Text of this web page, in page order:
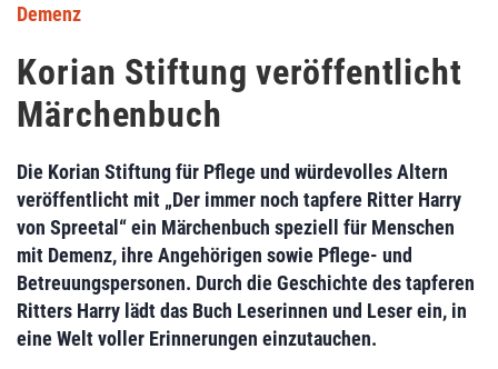
Demenz
Korian Stiftung veröffentlicht
Märchenbuch
Die Korian Stiftung für Pflege und würdevolles Altern
veröffentlicht mit „Der immer noch tapfere Ritter Harry
von Spreetal“ ein Märchenbuch speziell für Menschen
mit Demenz, ihre Angehörigen sowie Pflege- und
Betreuungspersonen. Durch die Geschichte des tapferen
Ritters Harry lädt das Buch Leserinnen und Leser ein, in
eine Welt voller Erinnerungen einzutauchen.